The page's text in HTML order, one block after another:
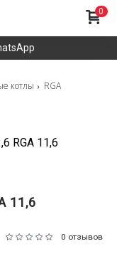
0
котлы
RGA
11,6
0 отзывов